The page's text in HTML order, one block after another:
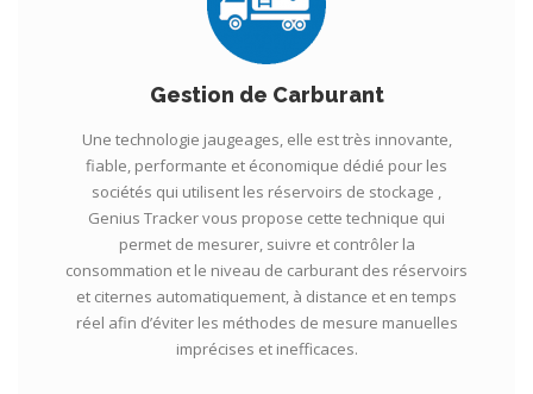
Gestion de Carburant
Une technologie jaugeages, elle est très innovante,
fiable, performante et économique dédié pour les
sociétés qui utilisent les réservoirs de stockage ,
Genius Tracker vous propose cette technique qui
permet de mesurer, suivre et contrôler la
consommation et le niveau de carburant des réservoirs
et citernes automatiquement, à distance et en temps
réel afin d’éviter les méthodes de mesure manuelles
imprécises et inefficaces.